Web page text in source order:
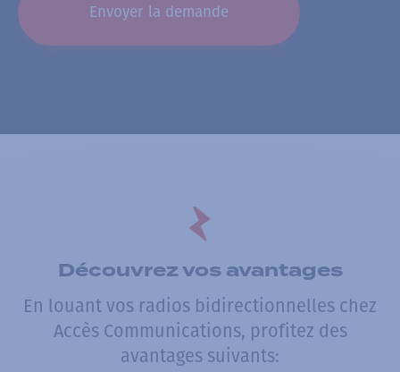
Découvrez vos avantages
En louant vos radios bidirectionnelles chez
Accès Communications, profitez des
avantages suivants: